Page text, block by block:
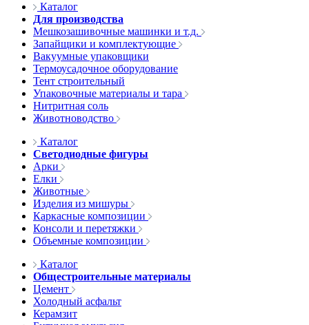
Каталог
Для производства
Мешкозашивочные машинки и т.д.
Запайщики и комплектующие
Вакуумные упаковщики
Термоусадочное оборудование
Тент строительный
Упаковочные материалы и тара
Нитритная соль
Животноводство
Каталог
Светодиодные фигуры
Арки
Елки
Животные
Изделия из мишуры
Каркасные композиции
Консоли и перетяжки
Объемные композиции
Каталог
Общестроительные материалы
Цемент
Холодный асфальт
Керамзит